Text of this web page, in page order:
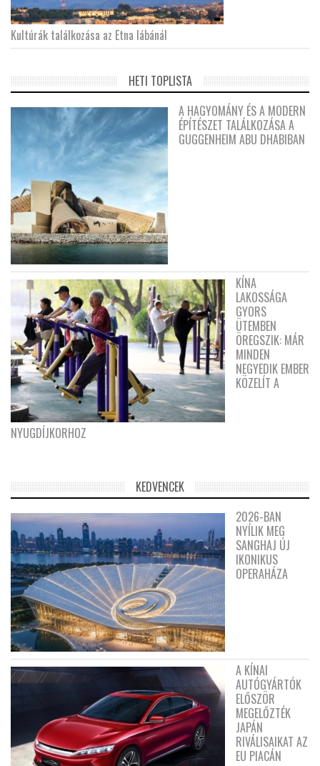
Kultúrák találkozása az Etna lábánál
HETI TOPLISTA
A HAGYOMÁNY ÉS A MODERN
ÉPÍTÉSZET TALÁLKOZÁSA A
GUGGENHEIM ABU DHABIBAN
KÍNA
LAKOSSÁGA
GYORS
ÜTEMBEN
ÖREGSZIK: MÁR
MINDEN
NEGYEDIK EMBER
KÖZELÍT A
NYUGDÍJKORHOZ
KEDVENCEK
2026-BAN
NYÍLIK MEG
SANGHAJ ÚJ
IKONIKUS
OPERAHÁZA
A KÍNAI
AUTÓGYÁRTÓK
ELŐSZÖR
MEGELŐZTÉK
JAPÁN
RIVÁLISAIKAT AZ
EU PIACÁN